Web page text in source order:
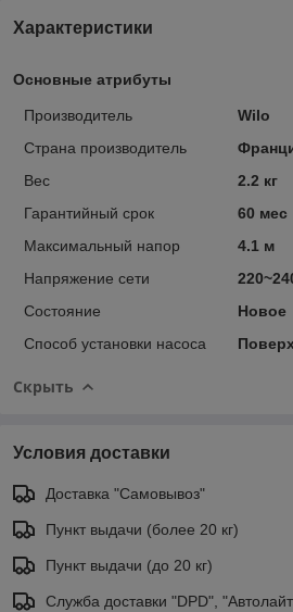
Характеристики
Основные атрибуты
Производитель
Wilo
Страна производитель
Вес
2.2 кг
Гарантийный срок
60 мес
Максимальный напор
4.1 м
Напряжение сети
Состояние
Новое
Способ установки насоса
Скрыть
Условия доставки
Доставка "Самовывоз"
Пункт выдачи (более 20 кг)
Пункт выдачи (до 20 кг)
Служба доставки "DPD",